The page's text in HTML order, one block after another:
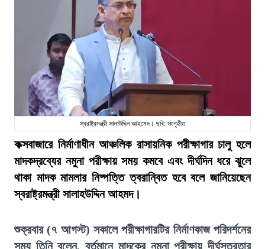
স্বরাষ্ট্রমন্ত্রী সালাউদ্দিন আহমেদ। ছবি: সংগৃহীত
কক্সবাজারে নির্মাণাধীন আঞ্চলিক রাসায়নিক পরীক্ষাগার চালু হলে
মাদকদ্রব্যের নমুনা পরীক্ষায় সময় কমবে এবং দীর্ঘদিন ধরে ঝুলে
থাকা মাদক মামলার নিষ্পত্তি ত্বরান্বিত হবে বলে জানিয়েছেন
স্বরাষ্ট্রমন্ত্রী সালাহউদ্দিন আহমদ।
শুক্রবার (৭ আগস্ট) সকালে পরীক্ষাগারটির নির্মাণকাজ পরিদর্শনের
সময় তিনি বলেন, বর্তমানে মাদকের নমুনা পরীক্ষায় দীর্ঘসূত্রতার